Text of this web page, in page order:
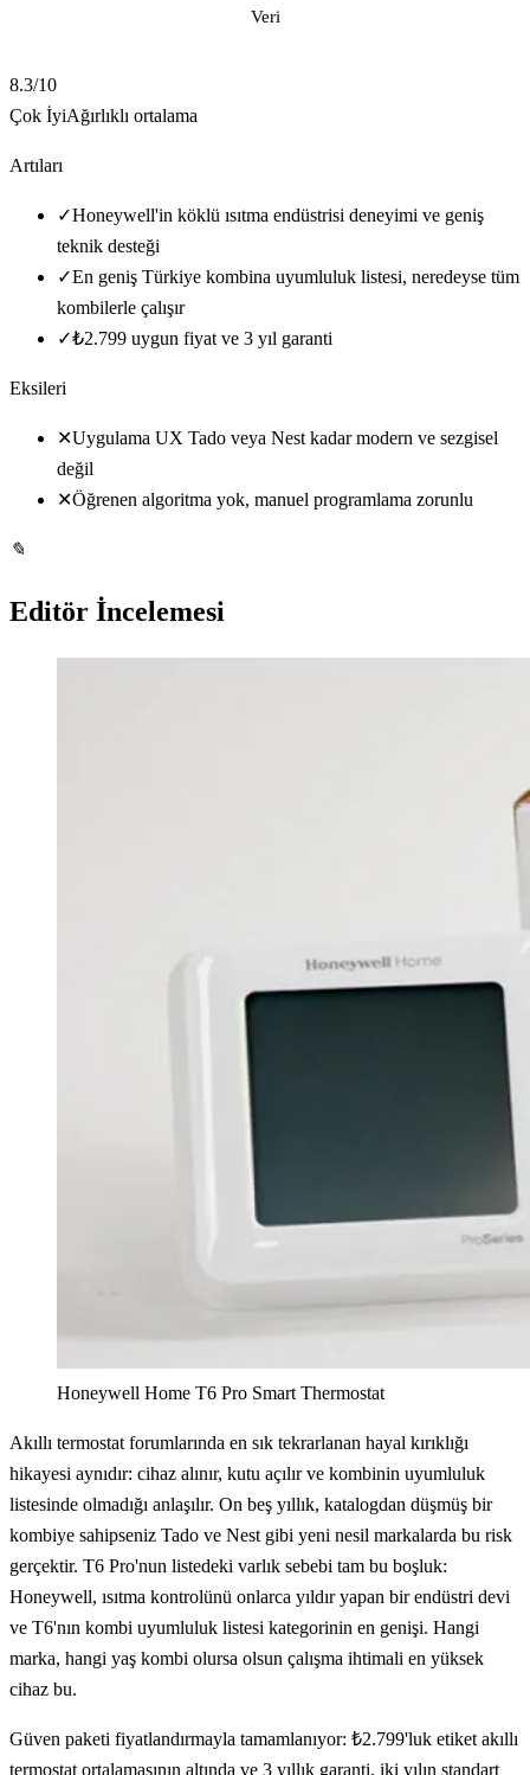
Veri
8.3/10
Çok İyiAğırlıklı ortalama
Artıları
✓Honeywell'in köklü ısıtma endüstrisi deneyimi ve geniş
teknik desteği
✓En geniş Türkiye kombina uyumluluk listesi, neredeyse tüm
kombilerle çalışır
✓₺2.799 uygun fiyat ve 3 yıl garanti
Eksileri
✕Uygulama UX Tado veya Nest kadar modern ve sezgisel
değil
✕Öğrenen algoritma yok, manuel programlama zorunlu
✎
Editör İncelemesi
Honeywell Home T6 Pro Smart Thermostat
Akıllı termostat forumlarında en sık tekrarlanan hayal kırıklığı
hikayesi aynıdır: cihaz alınır, kutu açılır ve kombinin uyumluluk
listesinde olmadığı anlaşılır. On beş yıllık, katalogdan düşmüş bir
kombiye sahipseniz Tado ve Nest gibi yeni nesil markalarda bu risk
gerçektir. T6 Pro'nun listedeki varlık sebebi tam bu boşluk:
Honeywell, ısıtma kontrolünü onlarca yıldır yapan bir endüstri devi
ve T6'nın kombi uyumluluk listesi kategorinin en genişi. Hangi
marka, hangi yaş kombi olursa olsun çalışma ihtimali en yüksek
cihaz bu.
Güven paketi fiyatlandırmayla tamamlanıyor: ₺2.799'luk etiket akıllı
termostat ortalamasının altında ve 3 yıllık garanti, iki yılın standart